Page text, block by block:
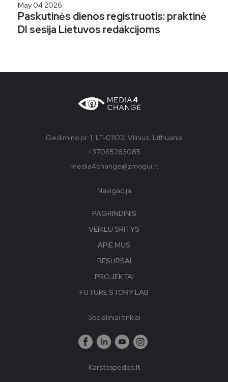
May 04 2026
Paskutinės dienos registruotis: praktinė
DI sesija Lietuvos redakcijoms
Gedimino pr. 1, LT-01103, Vilnius, Lithuania
+37065263085
media4change@zmogui.lt
Navigacija
PAGRINDINIS
VEIKLŲ SRITYS
APIE MUS
RESURSAI
PROJEKTAI
FUTURE STORY LAB
Socialiniai tinklai
Karstospedos.lt